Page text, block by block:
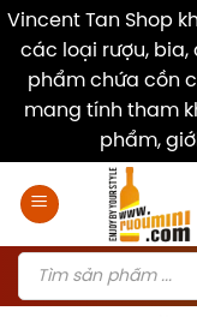
Vincent Tan Shop
các loại rượu, bia,
phẩm chứa cồn
mang tính tham
phẩm,
Products
search